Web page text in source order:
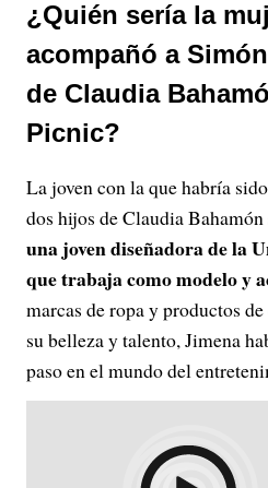
¿Quién sería la
acompañó a
de Claudia
Picnic?
La joven con la que habría
dos hijos de Claudia Bahamón
una joven diseñadora de la
que trabaja como modelo y
marcas de ropa y productos
su belleza y talento, Jimena
paso en el mundo del